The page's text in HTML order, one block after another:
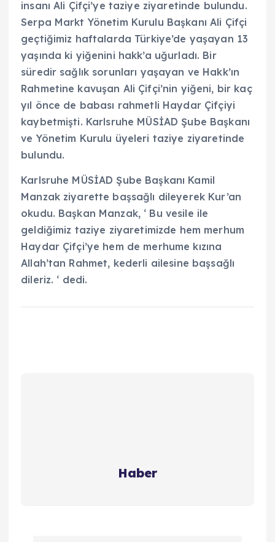
insanı Ali Çifçi’ye taziye ziyaretinde bulundu.
Serpa Markt Yönetim Kurulu Başkanı Ali Çifçi
geçtiğimiz haftalarda Türkiye’de yaşayan 13
yaşında ki yiğenini hakk’a uğurladı. Bir
süredir sağlık sorunları yaşayan ve Hakk’ın
Rahmetine kavuşan Ali Çifçi’nin yiğeni, bir kaç
yıl önce de babası rahmetli Haydar Çifçiyi
kaybetmişti. Karlsruhe MÜSİAD Şube Başkanı
ve Yönetim Kurulu üyeleri taziye ziyaretinde
bulundu.
Karlsruhe MÜSİAD Şube Başkanı Kamil
Manzak ziyarette başsağlı dileyerek Kur’an
okudu. Başkan Manzak, ‘ Bu vesile ile
geldiğimiz taziye ziyaretimizde hem merhum
Haydar Çifçi’ye hem de merhume kızına
Allah’tan Rahmet, kederli ailesine başsağlı
dileriz. ‘ dedi.
Haber